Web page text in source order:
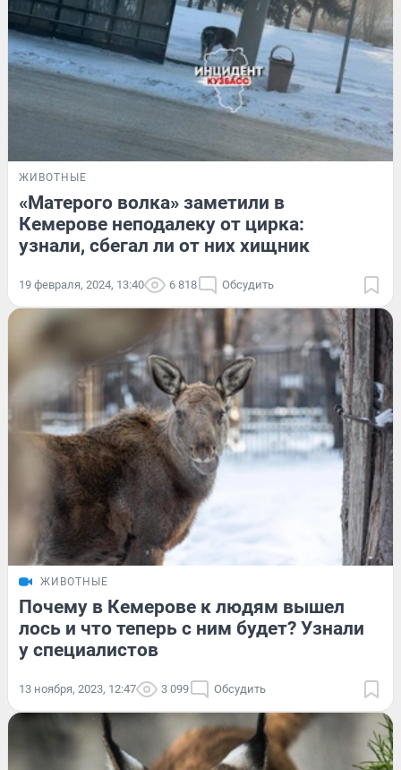
ЖИВОТНЫЕ
«Матерого волка» заметили в
Кемерове неподалеку от цирка:
узнали, сбегал ли от них хищник
19 февраля, 2024, 13:40 6 818 Обсудить
ЖИВОТНЫЕ
Почему в Кемерове к людям вышел
лось и что теперь с ним будет? Узнали
у специалистов
13 ноября, 2023, 12:47 3 099 Обсудить